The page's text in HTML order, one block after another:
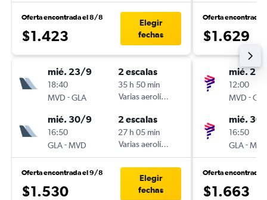
Oferta encontrada el 8/8
$1.423
Elegir
fechas
mié. 23/9
18:40
MVD -GLA
2 escalas
35 h 50 min
Varias aerolíneas
mié. 30/9
16:50
GLA-MVD
2 escalas
27 h 05 min
Varias aerolíneas
Oferta encontrada el 9/8
$1.530
Elegir
fechas
Oferta encontrada
$1.629
mié.
12:00
MVD -GLA
mié.
16:50
GLA-MVD
Oferta encontrada
$1.663